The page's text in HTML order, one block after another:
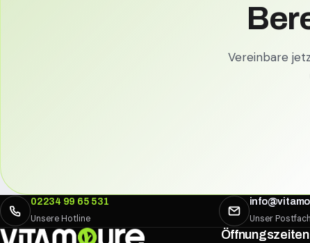
Vereinbare
02234 99 65 531
Unsere Hotline
Unser Postfach
Öffnungszeiten